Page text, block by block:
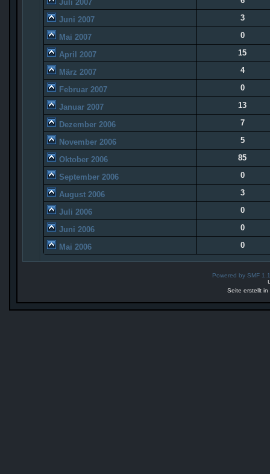
Juli 2007
Juni 2007 3
Mai 2007 0
April 2007 15
März 2007 4
Februar 2007 0
Januar 2007 13
Dezember 2006 7
November 2006 5
Oktober 2006 85
September 2006 0
August 2006 3
Juli 2006 0
Juni 2006 0
Mai 2006 0
Powered by SMF
Seite erstellt